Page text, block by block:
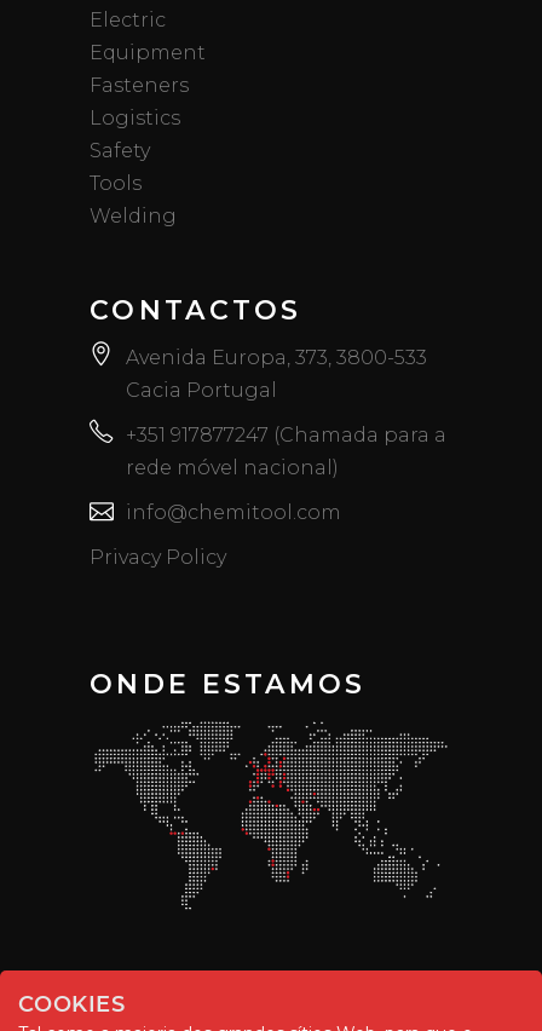
Electric
Equipment
Fasteners
Logistics
Safety
Tools
Welding
CONTACTOS
Avenida Europa, 373, 3800-533
Cacia Portugal
+351 917877247 (Chamada para a
rede móvel nacional)
info@chemitool.com
Privacy Policy
ONDE ESTAMOS
COOKIES